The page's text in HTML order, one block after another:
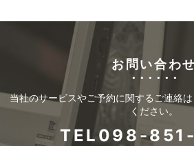
お問い合わせ
当社のサービスやご予約に関するご連絡
ください。
TEL098-